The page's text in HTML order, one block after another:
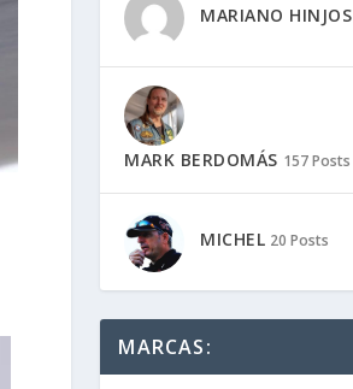
MARIANO HINJOS
MARK BERDOMÁS 157 Posts
MICHEL 20 Posts
MARCAS: